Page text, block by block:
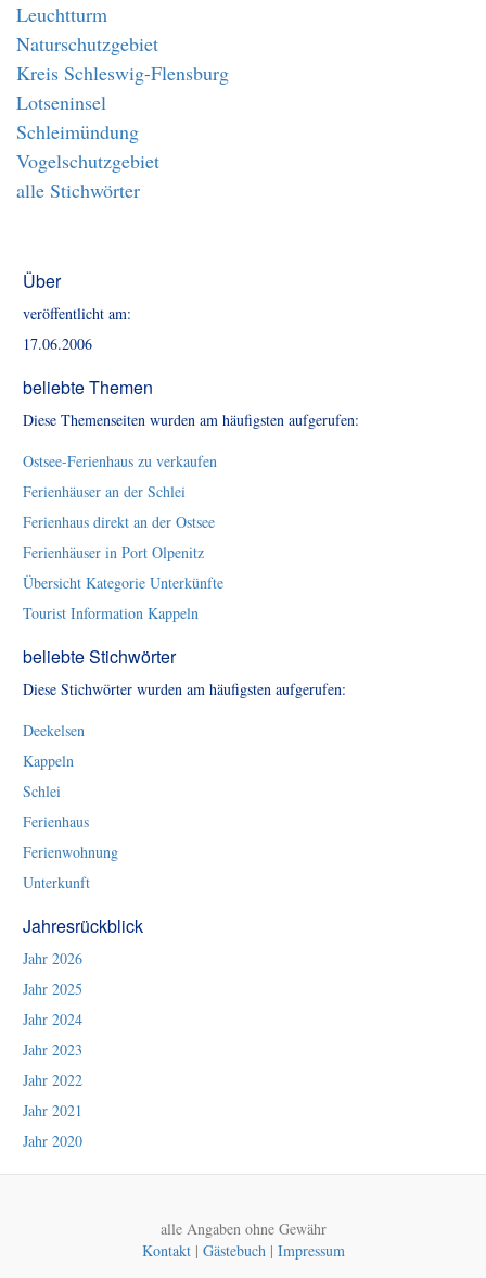
Leuchtturm
Naturschutzgebiet
Kreis Schleswig-Flensburg
Lotseninsel
Schleimündung
Vogelschutzgebiet
alle Stichwörter
Über
veröffentlicht am:
17.06.2006
beliebte Themen
Diese Themenseiten wurden am häufigsten aufgerufen:
Ostsee-Ferienhaus zu verkaufen
Ferienhäuser an der Schlei
Ferienhaus direkt an der Ostsee
Ferienhäuser in Port Olpenitz
Übersicht Kategorie Unterkünfte
Tourist Information Kappeln
beliebte Stichwörter
Diese Stichwörter wurden am häufigsten aufgerufen:
Deekelsen
Kappeln
Schlei
Ferienhaus
Ferienwohnung
Unterkunft
Jahresrückblick
Jahr 2026
Jahr 2025
Jahr 2024
Jahr 2023
Jahr 2022
Jahr 2021
Jahr 2020
alle Angaben ohne Gewähr
Kontakt| Gästebuch| Impressum